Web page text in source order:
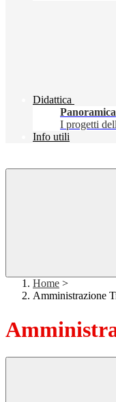
Didattica
Panoramica
I progetti
Info utili
Home >
Amministrazione